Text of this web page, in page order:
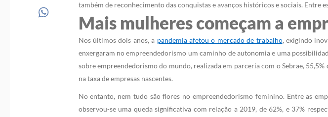
também de reconhecimento das conquistas e avanços históricos e sociais. Entre
Mais mulheres começam a
Nos últimos dois anos, a pandemia afetou o mercado de trabalho, exigindo
enxergaram no empreendedorismo um caminho de autonomia e uma
sobre empreendedorismo do mundo, realizada em parceria com o Sebrae,
na taxa de empresas nascentes.
No entanto, nem tudo são flores no empreendedorismo feminino. Entre as
observou-se uma queda significativa com relação a 2019, de 62%, e 37%